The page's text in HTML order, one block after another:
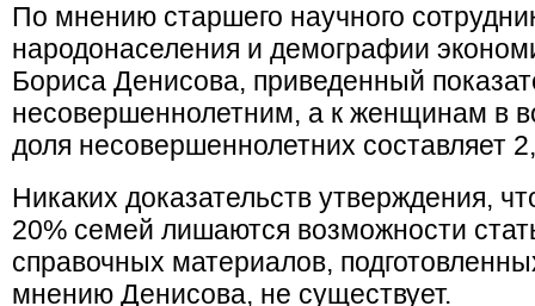
По мнению старшего научного
народонаселения и демографии
Бориса Денисова, приведенный
несовершеннолетним, а к женщинам в
доля несовершеннолетних составляет
Никаких доказательств утверждения,
20% семей лишаются возможности
справочных материалов,
мнению Денисова, не существует.